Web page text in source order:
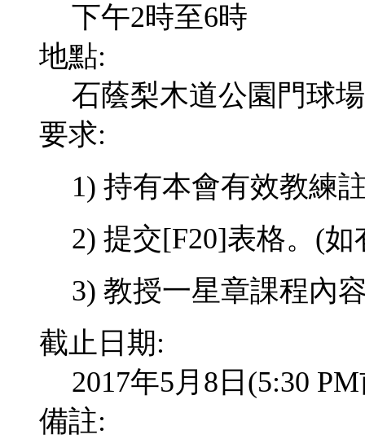
下午2時至6時
地點:
石蔭梨木道公園門球場
要求:
1) 持有本會有效教練
2) 提交[F20]表格。 (如
3) 教授一星章課程內
截止日期:
2017年5月8日(5:30
備註: